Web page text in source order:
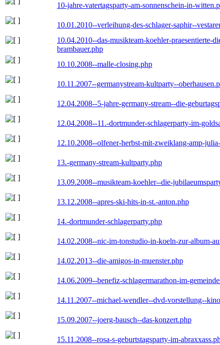
10-jahre-vatertagsparty-am-sonnenschein-in-
10.01.2010--verleihung-des-schlager-saphir--
10.04.2010--das-musikteam-koehler-praesentierte-
brambauer.php
10.10.2008--malle-closing.php
10.11.2007--germanystream-kultparty--
12.04.2008--5-jahre-germany-stream--die-
12.04.2008--11.-dortmunder-schlagerparty-im-
12.10.2008--olfener-herbst-mit-zweiklang-amp-
13.-germany-stream-kultparty.php
13.09.2008--musikteam-koehler--die-
13.12.2008--apres-ski-hits-in-st.-anton.php
14.-dortmunder-schlagerparty.php
14.02.2008--nic-im-tonstudio-in-koeln-zur-album-
14.02.2013--die-amigos-in-muenster.php
14.06.2009--benefiz-schlagermarathon-im-
14.11.2007--michael-wendler--dvd-vorstellung--
15.09.2007--joerg-bausch--das-konzert.php
15.11.2008--rosa-s-geburtstagsparty-im-